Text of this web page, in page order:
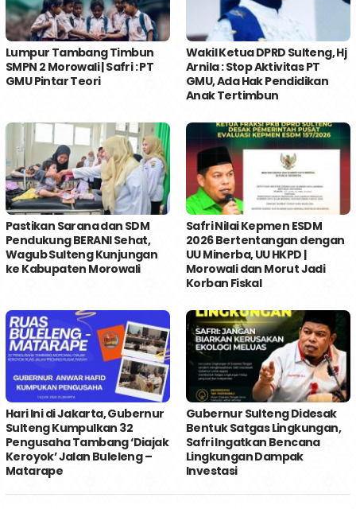
Lumpur Tambang Timbun
SMPN 2 Morowali | Safri : PT
GMU Pintar Teori
Wakil Ketua DPRD Sulteng, Hj
Arnila : Stop Aktivitas PT
GMU, Ada Hak Pendidikan
Anak Tertimbun
Pastikan Sarana dan SDM
Pendukung BERANI Sehat,
Wagub Sulteng Kunjungan
ke Kabupaten Morowali
Safri Nilai Kepmen ESDM
2026 Bertentangan dengan
UU Minerba, UU HKPD |
Morowali dan Morut Jadi
Korban Fiskal
Hari Ini di Jakarta, Gubernur
Sulteng Kumpulkan 32
Pengusaha Tambang ‘Diajak
Keroyok’ Jalan Buleleng –
Matarape
Gubernur Sulteng Didesak
Bentuk Satgas Lingkungan,
Safri Ingatkan Bencana
Lingkungan Dampak
Investasi